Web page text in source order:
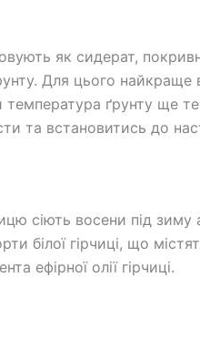
як сидерат,
Для цього найкраще
ґрунту ще
та встановитись до
сіють восени під
білої гірчиці, що
ефірної олії гірчиці.